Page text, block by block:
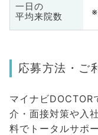
一日の
平均来院数
応募方法・ご
マイナビDOCTOR
介・面接対策や入
料でトータルサポ